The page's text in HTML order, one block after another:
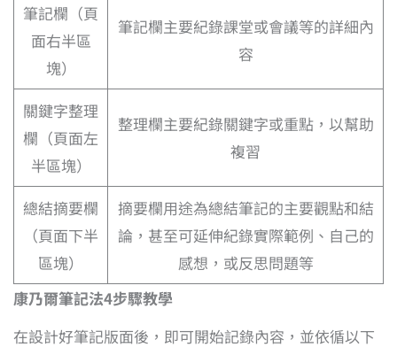
筆記欄（頁
面右半區
塊）
筆記欄主要紀錄課堂或會議等的詳細內
容
關鍵字整理
欄（頁面左
半區塊）
整理欄主要紀錄關鍵字或重點，以幫助
複習
總結摘要欄
（頁面下半
區塊）
摘要欄用途為總結筆記的主要觀點和結
論，甚至可延伸紀錄實際範例、自己的
感想，或反思問題等
康乃爾筆記法4步驟教學
在設計好筆記版面後，即可開始記錄內容，並依循以下